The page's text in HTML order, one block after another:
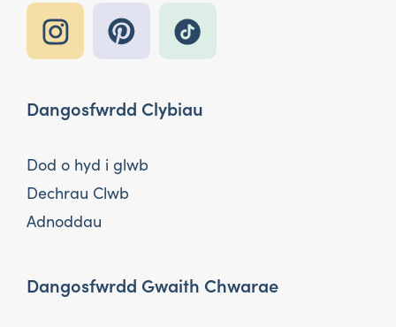
Dangosfwrdd Clybiau
Dod o hyd i glwb
Dechrau Clwb
Adnoddau
Dangosfwrdd Gwaith Chwarae